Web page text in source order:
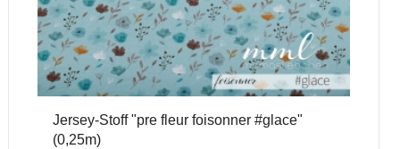
Jersey-Stoff "pre fleur foisonner #glace"
(0,25m)